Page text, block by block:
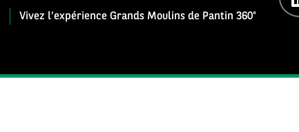
Vivez l’expérience Grands Moulins de Pantin 360°